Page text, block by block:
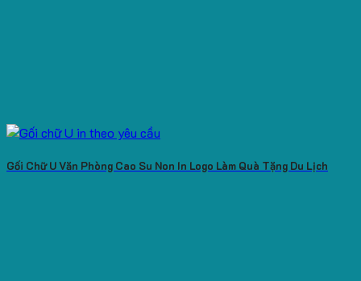
Gối Chữ U Văn Phòng Cao Su Non In Logo Làm Quà Tặng Du Lịch